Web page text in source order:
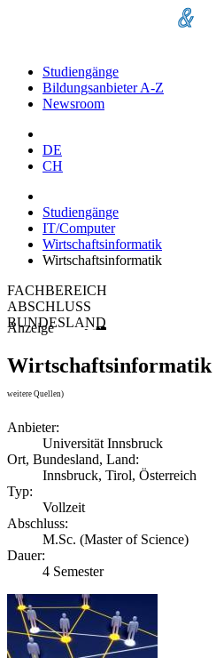
Studiengänge
Bildungsanbieter A-Z
Newsroom
DE
CH
Studiengänge
IT/Computer
Wirtschaftsinformatik
Wirtschaftsinformatik
FACHBEREICH
ABSCHLUSS
BUNDESLAND
Anzeige
Wirtschaftsinformatik
weitere Quellen)
Anbieter:
Universität Innsbruck
Ort, Bundesland, Land:
Innsbruck, Tirol, Österreich
Typ:
Vollzeit
Abschluss:
M.Sc. (Master of Science)
Dauer:
4 Semester